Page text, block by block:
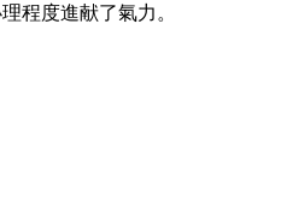
程度進献了氣力。